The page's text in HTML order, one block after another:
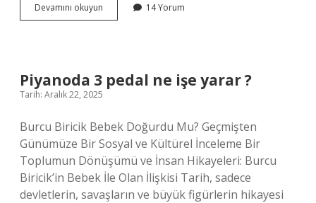
Devamını okuyun Göynükte
ne
14 Yorum
Piyanoda 3 pedal ne işe yarar ?
Tarih: Aralık 22, 2025
Burcu Biricik Bebek Doğurdu Mu? Geçmişten
Günümüze Bir Sosyal ve Kültürel İnceleme Bir
Toplumun Dönüşümü ve İnsan Hikayeleri: Burcu
Biricik’in Bebek İle Olan İlişkisi Tarih, sadece
devletlerin, savaşların ve büyük figürlerin hikayesi